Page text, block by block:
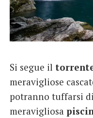
Si segue il
meravigliose
potranno tuffarsi
meravigliosa